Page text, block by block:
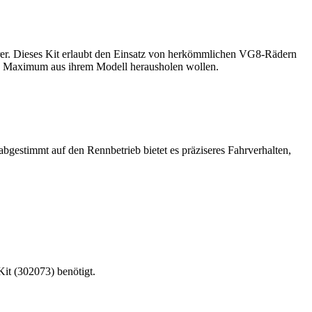
Dieses Kit erlaubt den Einsatz von herkömmlichen VG8-Rädern
aus ihrem Modell herausholen wollen.
auf den Rennbetrieb bietet es präziseres Fahrverhalten,
(302073) benötigt.